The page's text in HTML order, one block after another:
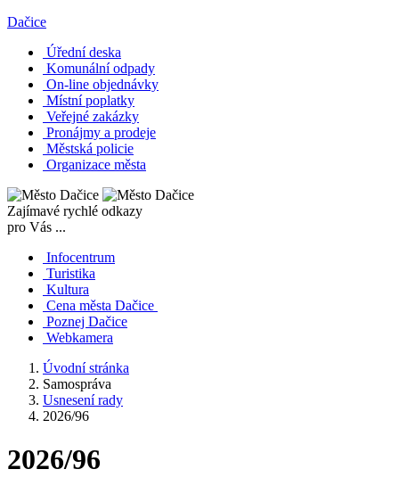
Dačice
Úřední deska
Komunální odpady
On-line objednávky
Místní poplatky
Veřejné zakázky
Pronájmy a prodeje
Městská policie
Organizace města
Zajímavé rychlé odkazy
pro Vás ...
Infocentrum
Turistika
Kultura
Cena města Dačice
Poznej Dačice
Webkamera
Úvodní stránka
Samospráva
Usnesení rady
2026/96
2026/96